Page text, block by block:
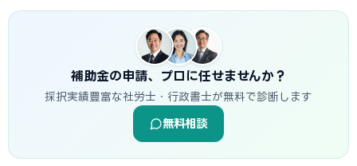
補助金の申請、プロに任せませんか？
採択実績豊富な社労士・行政書士が無料で診断します
無料相談